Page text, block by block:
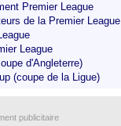
Premier League
de la Premier League
League
d'Angleterre)
(coupe de la Ligue)
publicitaire